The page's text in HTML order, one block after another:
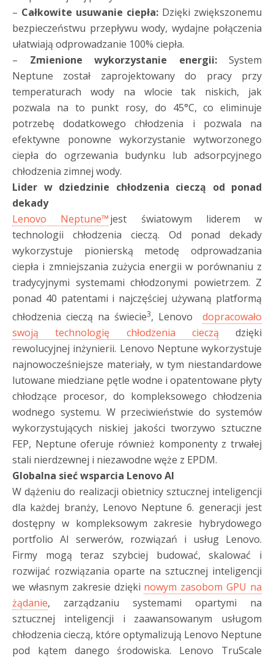
– Całkowite usuwanie ciepła: Dzięki zwiększonemu
bezpieczeństwu przepływu wody, wydajne połączenia
ułatwiają odprowadzanie 100% ciepła.
– Zmienione wykorzystanie energii:System
Neptune został zaprojektowany do pracy przy
temperaturach wody na wlocie tak niskich, jak
pozwala na to punkt rosy, do 45°C, co eliminuje
potrzebę dodatkowego chłodzenia i pozwala na
efektywne ponowne wykorzystanie wytworzonego
ciepła do ogrzewania budynku lub adsorpcyjnego
chłodzenia zimnej wody.
Lider w dziedzinie chłodzenia cieczą od ponad
dekady
Lenovo Neptune™jest światowym liderem w
technologii chłodzenia cieczą. Od ponad dekady
wykorzystuje pionierską metodę odprowadzania
ciepła i zmniejszania zużycia energii w porównaniu z
tradycyjnymi systemami chłodzonymi powietrzem. Z
ponad 40 patentami i najczęściej używaną platformą
chłodzenia cieczą na świecie3, Lenovo dopracowało
swoją technologię chłodzenia cieczą dzięki
rewolucyjnej inżynierii. Lenovo Neptune wykorzystuje
najnowocześniejsze materiały, w tym niestandardowe
lutowane miedziane pętle wodne i opatentowane płyty
chłodzące procesor, do kompleksowego chłodzenia
wodnego systemu. W przeciwieństwie do systemów
wykorzystujących niskiej jakości tworzywo sztuczne
FEP, Neptune oferuje również komponenty z trwałej
stali nierdzewnej i niezawodne węże z EPDM.
Globalna sieć wsparcia Lenovo AI
W dążeniu do realizacji obietnicy sztucznej inteligencji
dla każdej branży, Lenovo Neptune 6. generacji jest
dostępny w kompleksowym zakresie hybrydowego
portfolio AI serwerów, rozwiązań i usług Lenovo.
Firmy mogą teraz szybciej budować, skalować i
rozwijać rozwiązania oparte na sztucznej inteligencji
we własnym zakresie dzięki nowym zasobom GPU na
żądanie, zarządzaniu systemami opartymi na
sztucznej inteligencji i zaawansowanym usługom
chłodzenia cieczą, które optymalizują Lenovo Neptune
pod kątem danego środowiska. Lenovo TruScale